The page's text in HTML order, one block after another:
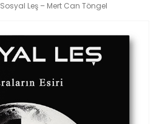
Sosyal Leş – Mert Can Töngel